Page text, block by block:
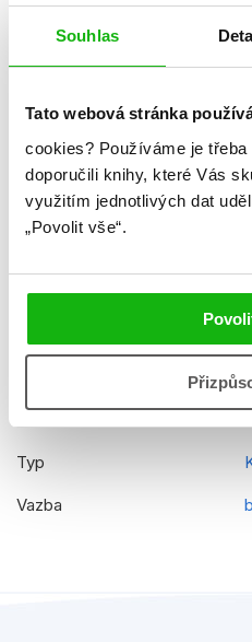
Souhlas
Tato webová stránka
cookies? Používáme je
doporučili knihy, které Vás
využitím jednotlivých dat
„Povolit vše“.
Jazyk
Řady
Typ
Vazba